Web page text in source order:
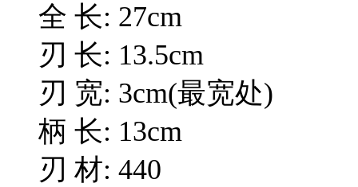
全 长: 27cm
刃 长: 13.5cm
刃 宽: 3cm(最宽处)
柄 长: 13cm
刃 材: 440